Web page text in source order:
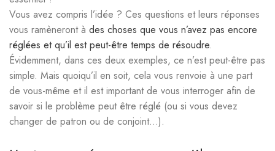
Vous avez compris l’idée ? Ces questions et leurs réponses
vous ramèneront à des choses que vous n’avez pas encore
réglées et qu’il est peut-être temps de résoudre.
Évidemment, dans ces deux exemples, ce n’est peut-être pas
simple. Mais quoiqu’il en soit, cela vous renvoie à une part
de vous-même et il est important de vous interroger afin de
savoir si le problème peut être réglé (ou si vous devez
changer de patron ou de conjoint…).